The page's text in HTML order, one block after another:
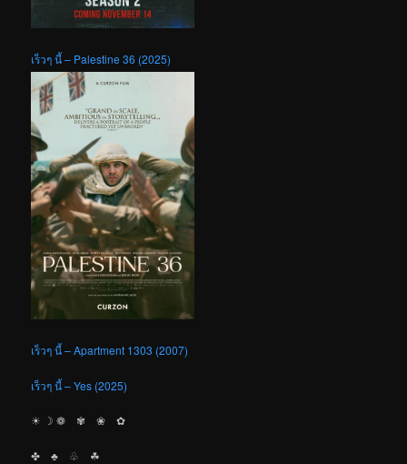
เร็วๆ นี้ – Palestine 36 (2025)
เร็วๆ นี้ – Apartment 1303 (2007)
เร็วๆ นี้ – Yes (2025)
☀︎ ☽ ❁ ✾ ❀ ✿
✤ ♣︎ ♧ ☘︎